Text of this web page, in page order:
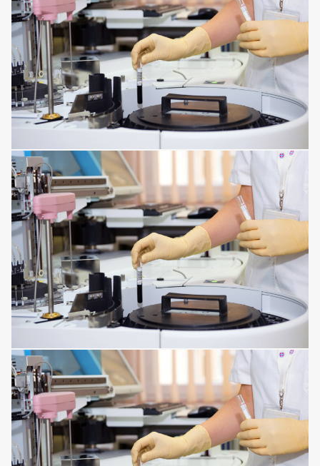
DISORDERS OF THE IMMUNE SYSTEM
INFECTIONS AFFECTING THE TISSUES
HORMONAL AND METABOLIC DISORDERS